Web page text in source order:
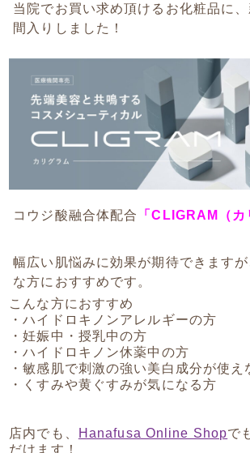
当院でお買い求め頂けるお化粧品に
間入りしました！
コウジ酸融合体配合 「CLIGRAM（カ
幅広い肌悩みに効果が期待できます
な方におすすめです。
こんな方におすすめ
・ハイドロキノンアレルギーの方
・妊娠中・授乳中の方
・ハイドロキノン休薬中の方
・敏感肌で刺激の強い美白成分が使え
・くすみや黄ぐすみが気になる方
店内でも、 Hanafusa Online Shopで
だけます！